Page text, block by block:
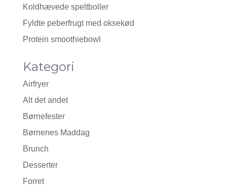
Koldhævede speltboller
Fyldte peberfrugt med oksekød
Protein smoothiebowl
Kategori
Airfryer
Alt det andet
Børnefester
Børnenes Maddag
Brunch
Desserter
Forret